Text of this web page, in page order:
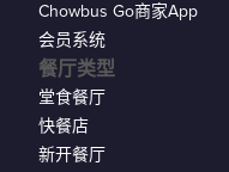
Chowbus Go商家App
会员系统
餐厅类型
堂食餐厅
快餐店
新开餐厅